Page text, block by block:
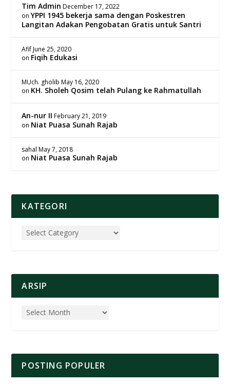
Tim Admin December 17, 2022
onYPPI 1945 bekerja sama dengan Poskestren
Langitan Adakan Pengobatan Gratis untuk Santri
Afif June 25, 2020
on Fiqih Edukasi
MUch. gholib May 16, 2020
on KH. Sholeh Qosim telah Pulang ke Rahmatullah
An-nur II February 21, 2019
on Niat Puasa Sunah Rajab
sahal May 7, 2018
on Niat Puasa Sunah Rajab
KATEGORI
ARSIP
POSTING POPULER